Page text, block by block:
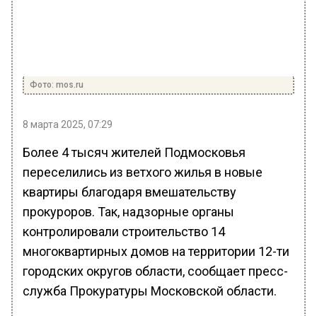
Фото: mos.ru
8 марта 2025, 07:29
Более 4 тысяч жителей Подмосковья
переселились из ветхого жилья в новые
квартиры благодаря вмешательству
прокуроров. Так, надзорные органы
контролировали строительство 14
многоквартирных домов на территории 12-ти
городских округов области, сообщает пресс-
служба Прокуратуры Московской области.